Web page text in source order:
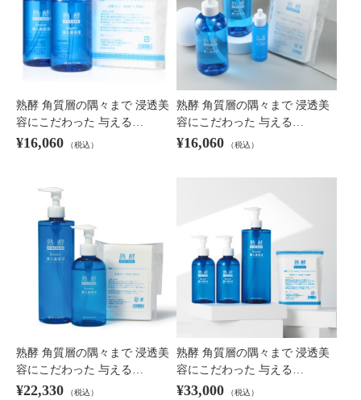
熟酵 角質層の隅々まで 浸透美
容にこだわった 与える…
¥16,060 （税込）
熟酵 角質層の隅々まで 浸透美
容にこだわった 与える…
¥16,060 （税込）
熟酵 角質層の隅々まで 浸透美
容にこだわった 与える…
¥22,330 （税込）
熟酵 角質層の隅々まで 浸透美
容にこだわった 与える…
¥33,000 （税込）